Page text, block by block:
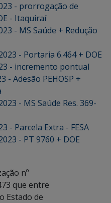
- prorrogação de
- Itaquiraí
- MS Saúde + Redução
- Portaria 6.464 + DOE
23 - incremento pontual
- Adesão PEHOSP +
- MS Saúde Res. 369-
- Parcela Extra - FESA
- PT 9760 + DOE
nº
que entre
Estado de